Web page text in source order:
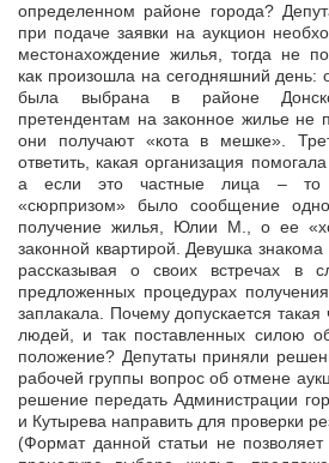
определенном районе города?
при подаче заявки на аукцион
местонахождение жилья, тогда не
как произошла на сегодняшний день:
была выбрана в районе
претендентам на законное жилье не
они получают «кота в мешке».
ответить, какая организация
а если это частные лица – то
«сюрпризом» было сообщение
получение жилья, Юлии М., о ее
законной квартирой. Девушка
рассказывая о своих встречах в
предложенных процедурах
заплакала. Почему допускается такая
людей, и так поставленных силою
положение? Депутаты приняли
рабочей группы вопрос об отмене
решение передать Администрации
и Кутырева направить для проверки
(Формат данной статьи не